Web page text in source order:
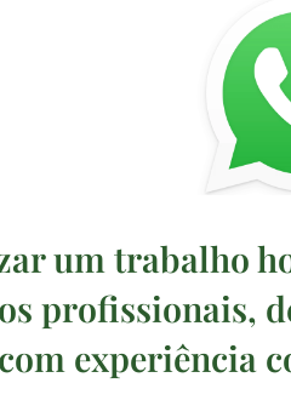
um trabalho
profissionais,
com experiência